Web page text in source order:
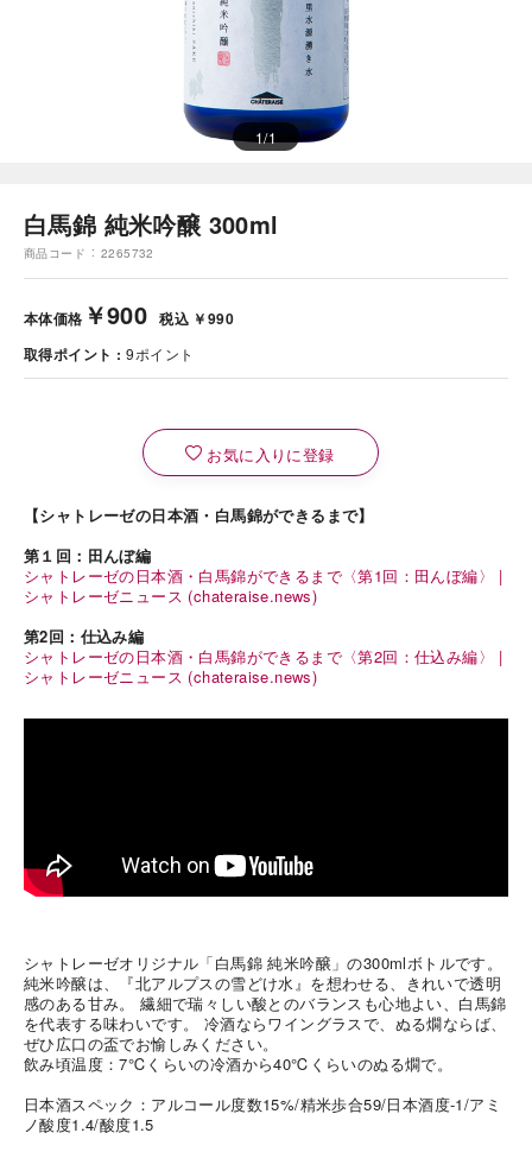
1/1
白馬錦 純米吟醸 300ml
商品コード 2265732
本体価格 ￥900 税込 ￥990
取得ポイント
9ポイント
お気に入りに登録
【シャトレーゼの日本酒・白馬錦ができるまで】
第１回：田んぼ編
シャトレーゼの日本酒・白馬錦ができるまで〈第1回：田んぼ編〉 |
シャトレーゼニュース (chateraise.news)
第2回：仕込み編
シャトレーゼの日本酒・白馬錦ができるまで〈第2回：仕込み編〉 |
シャトレーゼニュース (chateraise.news)
シャトレーゼオリジナル「白馬錦 純米吟醸」の300mlボトルです。
純米吟醸は、『北アルプスの雪どけ水』を想わせる、きれいで透明
感のある甘み。 繊細で瑞々しい酸とのバランスも心地よい、白馬錦
を代表する味わいです。 冷酒ならワイングラスで、ぬる燗ならば、
ぜひ広口の盃でお愉しみください。
飲み頃温度：7℃くらいの冷酒から40℃くらいのぬる燗で。
日本酒スペック：アルコール度数15%/精米歩合59/日本酒度-1/アミ
ノ酸度1.4/酸度1.5